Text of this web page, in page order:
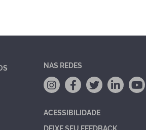
NAS REDES
ACESSIBILIDADE
DEIXE SEU FEEDBACK